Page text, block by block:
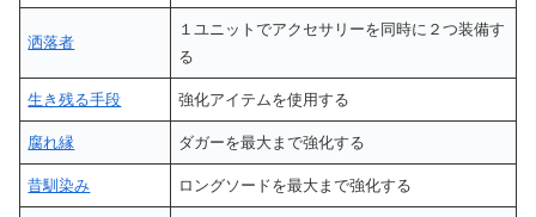
洒落者
１ユニットでアクセサリーを同時に２つ装備す
る
生き残る手段 強化アイテムを使用する
腐れ縁 ダガーを最大まで強化する
昔馴染み ロングソードを最大まで強化する